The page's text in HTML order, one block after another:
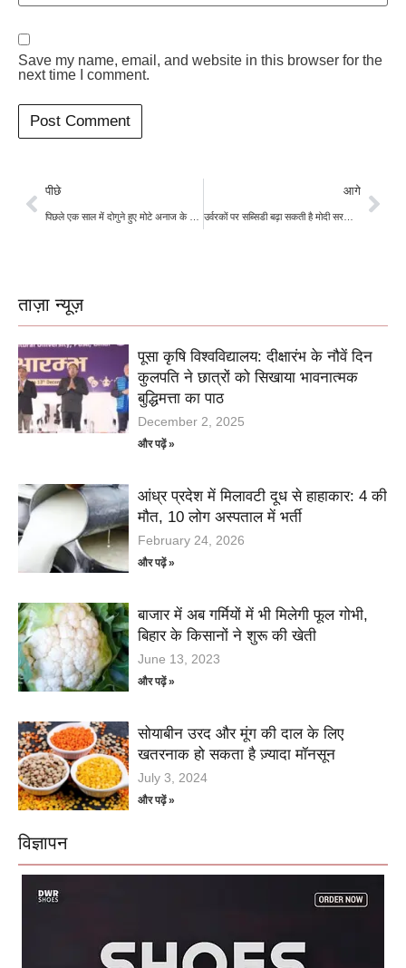
Save my name, email, and website in this browser for the
next time I comment.
पीछे आगे
उर्वरकों पर सब्सिडी बढ़ा सकती है मोदी सरकार, कीमतों में उछाल के बाद की जा सकती है एनबीएस सब्सिडी की समीक्षा
ताज़ा न्यूज़
पूसा कृषि विश्वविद्यालय: दीक्षारंभ के नौवें दिन
कुलपति ने छात्रों को सिखाया भावनात्मक
बुद्धिमत्ता का पाठ
December 2, 2025
और पढ़ें »
आंध्र प्रदेश में मिलावटी दूध से हाहाकार: 4 की
मौत, 10 लोग अस्पताल में भर्ती
February 24, 2026
और पढ़ें »
बाजार में अब गर्मियों में भी मिलेगी फूल गोभी,
बिहार के किसानों ने शुरू की खेती
June 13, 2023
और पढ़ें »
सोयाबीन उरद और मूंग की दाल के लिए
खतरनाक हो सकता है ज़्यादा मॉनसून
July 3, 2024
और पढ़ें »
विज्ञापन